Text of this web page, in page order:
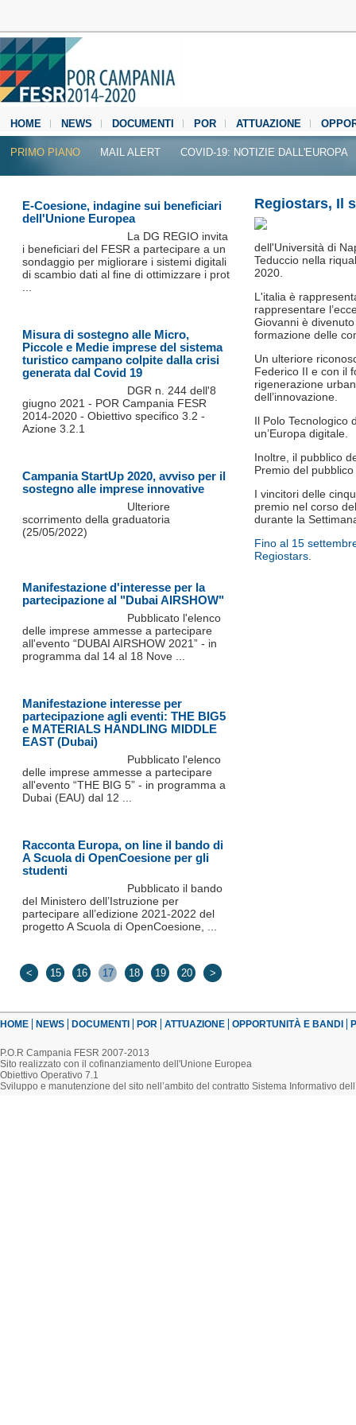
HOME NEWS DOCUMENTI POR ATTUAZIONE
MEDIA CENTER
PRIMO PIANO MAIL ALERT COVID-19: NOTIZIE DALL'EUROPA
Regiostars, Il
dell'Università di
Teduccio nella
2020.
L'italia è
rappresentare
Giovanni è
formazione delle
Un ulteriore
Federico II e con il
rigenerazione
dell’innovazione.
Il Polo Tecnologico
un’Europa digitale.
Inoltre, il pubblico
Premio del
I vincitori delle
premio nel corso
durante la
Fino al 15
Regiostars
E-Coesione, indagine sui beneficiari
dell'Unione Europea
La DG REGIO invita
i beneficiari del FESR a partecipare a un
sondaggio per migliorare i sistemi digitali
di scambio dati al fine di ottimizzare i prot
Misura di sostegno alle Micro,
Piccole e Medie imprese del sistema
turistico campano colpite dalla crisi
generata dal Covid 19
DGR n. 244 dell'8
giugno 2021 - POR Campania FESR
2014-2020 - Obiettivo specifico 3.2 -
Azione 3.2.1
Campania StartUp 2020, avviso per il
sostegno alle imprese innovative
Ulteriore
scorrimento della graduatoria
(25/05/2022)
Manifestazione d'interesse per la
partecipazione al "Dubai AIRSHOW"
Pubblicato l'elenco
delle imprese ammesse a partecipare
all'evento “DUBAI AIRSHOW 2021” - in
programma dal 14 al 18 Nove ...
Manifestazione interesse per
partecipazione agli eventi: THE BIG5
e MATERIALS HANDLING MIDDLE
EAST (Dubai)
Pubblicato l'elenco
delle imprese ammesse a partecipare
all'evento “THE BIG 5” - in programma a
Dubai (EAU) dal 12 ...
Racconta Europa, on line il bando di
A Scuola di OpenCoesione per gli
studenti
Pubblicato il bando
del Ministero dell’Istruzione per
partecipare all’edizione 2021-2022 del
progetto A Scuola di OpenCoesione, ...
< 15 16 17 18 19 20 >
HOME NEWS DOCUMENTI POR ATTUAZIONE OPPORTUNITÀ E BANDI
P.O.R Campania FESR 2007-2013
Sito realizzato con il cofinanziamento dell'Unione Europea
Obiettivo Operativo 7.1
Sviluppo e manutenzione del sito nell’ambito del contratto Sistema Informativo